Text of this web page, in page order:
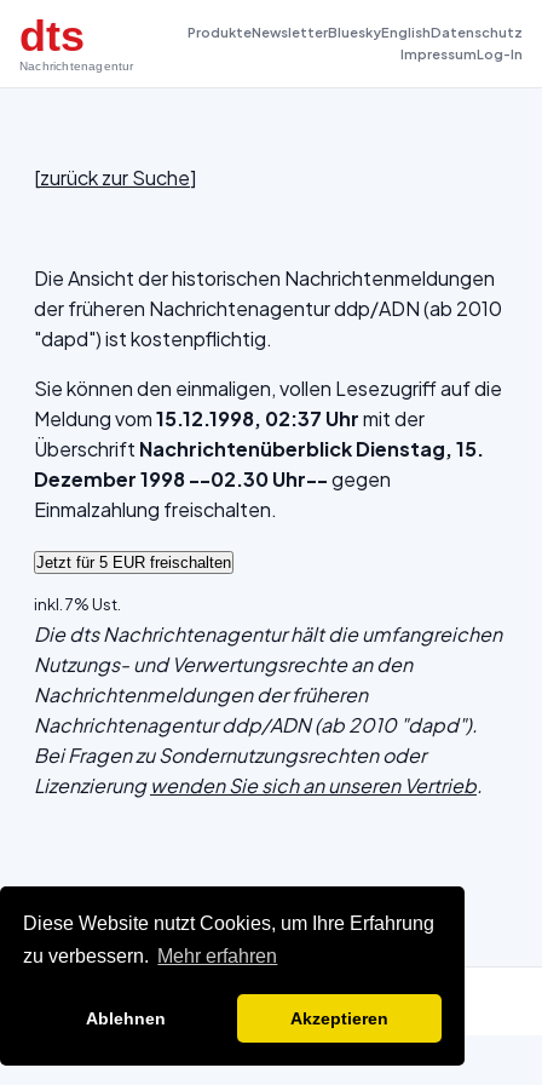
Diese Website nutzt Cookies, um Ihre Erfahrung
zu verbessern. Mehr erfahren
Ablehnen Akzeptieren
dts
Nachrichtenagentur
ProdukteNewsletterBlueskyEnglishDatenschutz
ImpressumLog-In
[zurück zur Suche]
Die Ansicht der historischen Nachrichtenmeldungen
der früheren Nachrichtenagentur ddp/ADN (ab 2010
"dapd") ist kostenpflichtig.
Sie können den einmaligen, vollen Lesezugriff auf die
Meldung vom15.12.1998, 02:37 Uhrmit der
Überschrift Nachrichtenüberblick Dienstag, 15.
Dezember 1998 --02.30 Uhr--gegen
Einmalzahlung freischalten.
inkl. 7% Ust.
Die dts Nachrichtenagentur hält die umfangreichen
Nutzungs- und Verwertungsrechte an den
Nachrichtenmeldungen der früheren
Nachrichtenagentur ddp/ADN (ab 2010 "dapd").
Bei Fragen zu Sondernutzungsrechten oder
Lizenzierungwenden Sie sich an unseren Vertrieb.